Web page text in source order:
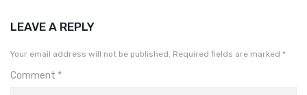
LEAVE A REPLY
Your email address will not be published. Required fields are marked *
Comment *